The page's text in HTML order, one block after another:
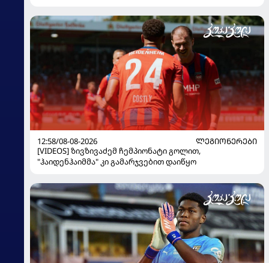
12:58/08-08-2026
ᲚᲔᲒᲘᲝᲜᲔᲠᲔᲑᲘ
[VIDEOS] ზივზივაძემ ჩემპიონატი გოლით,
"ჰაიდენჰაიმმა" კი გამარჯვებით დაიწყო